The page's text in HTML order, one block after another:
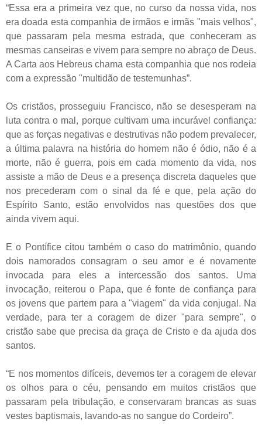
“Essa era a primeira vez que, no curso da nossa vida, nos
era doada esta companhia de irmãos e irmãs "mais velhos",
que passaram pela mesma estrada, que conheceram as
mesmas canseiras e vivem para sempre no abraço de Deus.
A Carta aos Hebreus chama esta companhia que nos rodeia
com a expressão "multidão de testemunhas”.
Os cristãos, prosseguiu Francisco, não se desesperam na
luta contra o mal, porque cultivam uma incurável confiança:
que as forças negativas e destrutivas não podem prevalecer,
a última palavra na história do homem não é ódio, não é a
morte, não é guerra, pois em cada momento da vida, nos
assiste a mão de Deus e a presença discreta daqueles que
nos precederam com o sinal da fé e que, pela ação do
Espírito Santo, estão envolvidos nas questões dos que
ainda vivem aqui.
E o Pontífice citou também o caso do matrimônio, quando
dois namorados consagram o seu amor e é novamente
invocada para eles a intercessão dos santos. Uma
invocação, reiterou o Papa, que é fonte de confiança para
os jovens que partem para a "viagem" da vida conjugal. Na
verdade, para ter a coragem de dizer "para sempre", o
cristão sabe que precisa da graça de Cristo e da ajuda dos
santos.
“E nos momentos difíceis, devemos ter a coragem de elevar
os olhos para o céu, pensando em muitos cristãos que
passaram pela tribulação, e conservaram brancas as suas
vestes baptismais, lavando-as no sangue do Cordeiro”.